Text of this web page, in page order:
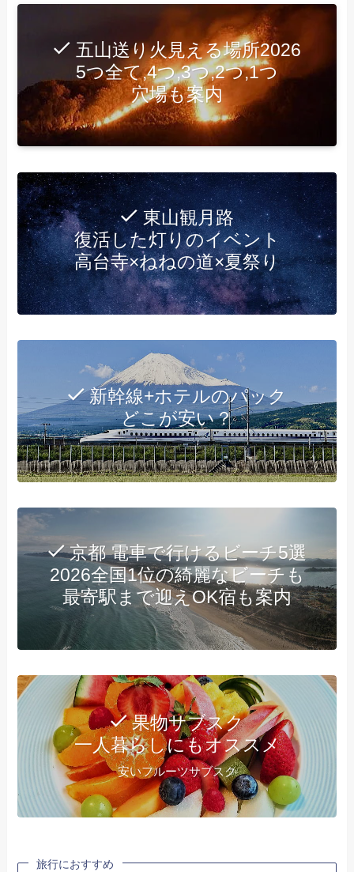
五山送り火見える場所2026
5つ全て,4つ,3つ,2つ,1つ
穴場も案内
東山観月路
復活した灯りのイベント
高台寺×ねねの道×夏祭り
新幹線+ホテルのパック
どこが安い？
京都 電車で行けるビーチ5選
2026全国1位の綺麗なビーチも
最寄駅まで迎えOK宿も案内
果物サブスク
一人暮らしにもオススメ
安いフルーツサブスク
旅行におすすめ